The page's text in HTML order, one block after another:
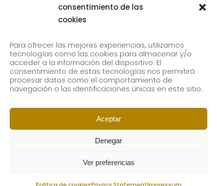
consentimiento de las
cookies
Para ofrecer las mejores experiencias, utilizamos
tecnologías como las cookies para almacenar y/o
acceder a la información del dispositivo. El
consentimiento de estas tecnologías nos permitirá
procesar datos como el comportamiento de
navegación o las identificaciones únicas en este sitio.
Aceptar
Denegar
Ver preferencias
Subscribe to our newsletter to receive our news by
email.